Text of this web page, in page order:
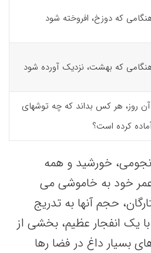
که دوزخ، افروخته شود
که بهشت، نزدیک آورده شود
روز، هر کس بداند که چه توشه­ای
کرده است؟
خورشید و همه
عمر خود به خاموشی می
حجم آنها به تدریج
با یک انفجار عظیم، بخشی از
بسیار داغ در فضا رها